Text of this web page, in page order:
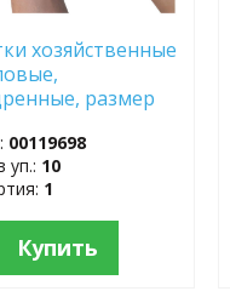
хозяйственные
размер
00119698
уп.: 10
1
Купить